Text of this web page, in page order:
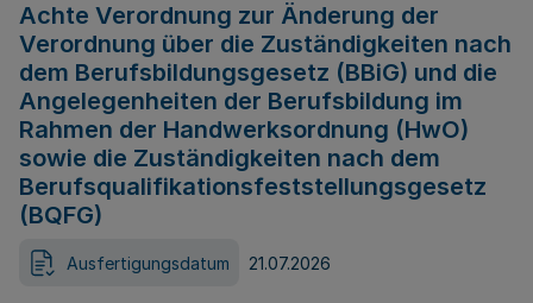
Achte Verordnung zur Änderung der
Verordnung über die Zuständigkeiten nach
dem Berufsbildungsgesetz (BBiG) und die
Angelegenheiten der Berufsbildung im
Rahmen der Handwerksordnung (HwO)
sowie die Zuständigkeiten nach dem
Berufsqualifikationsfeststellungsgesetz
(BQFG)
Ausfertigungsdatum 21.07.2026